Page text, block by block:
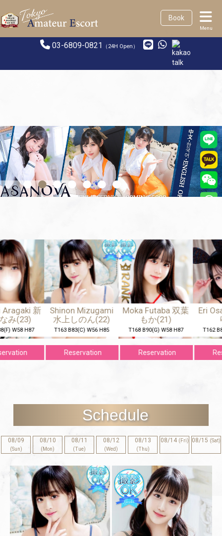
Menu
03-6809-0821 （24H Open）
Book
•••••••
新
(23)
W58 H87
Shinon Mizugami
水上しのん(22)
T163 B83(C) W56 H85
Reservation
Moka Futaba 双葉
もか(21)
T168 B90(G) W58 H87
Reservation
Eri
T162
Schedule
08/09
(Sun)
08/10
(Mon)
08/11
(Tue)
08/12
(Wed)
08/13
(Thu)
08/14 (Fri) 08/15 (Sat)